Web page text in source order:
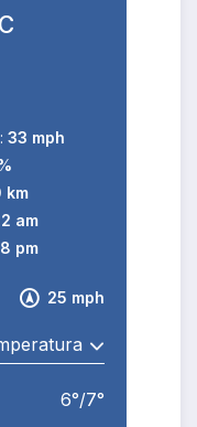
25 mph
33 mph
km
am
pm
6°/7°